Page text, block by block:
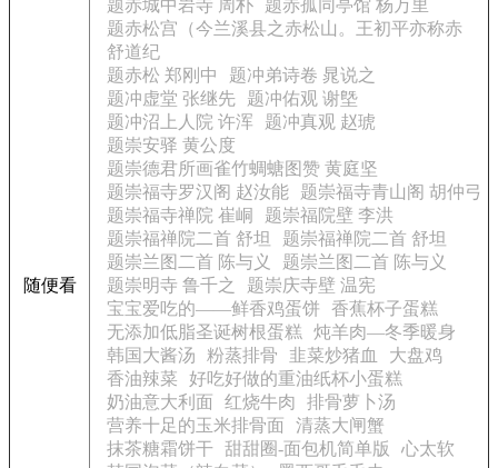
随便看
题赤城中岩寺 周朴
题赤孤同亭馆 杨万里
题赤松宫（今兰溪县之赤松山。王初平亦称赤
舒道纪
题赤松 郑刚中
题冲弟诗卷 晁说之
题冲虚堂 张继先
题冲佑观 谢墍
题冲沼上人院 许浑
题冲真观 赵琥
题崇安驿 黄公度
题崇德君所画雀竹蜩螗图赞 黄庭坚
题崇福寺罗汉阁 赵汝能
题崇福寺青山阁 胡仲弓
题崇福寺禅院 崔峒
题崇福院壁 李洪
题崇福禅院二首 舒坦
题崇福禅院二首 舒坦
题崇兰图二首 陈与义
题崇兰图二首 陈与义
题崇明寺 鲁千之
题崇庆寺壁 温宪
宝宝爱吃的——鲜香鸡蛋饼
香蕉杯子蛋糕
无添加低脂圣诞树根蛋糕
炖羊肉—冬季暖身
韩国大酱汤
粉蒸排骨 韭菜炒猪血
大盘鸡
香油辣菜
好吃好做的重油纸杯小蛋糕
奶油意大利面
红烧牛肉
排骨萝卜汤
营养十足的玉米排骨面
清蒸大闸蟹
抹茶糖霜饼干 甜甜圈-面包机简单版
心太软